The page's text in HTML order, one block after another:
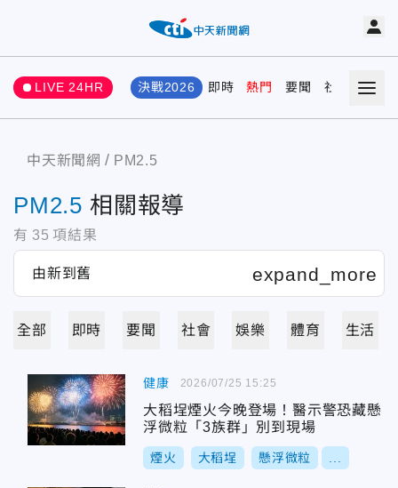
LIVE 24HR 決戰2026 即時 熱門 要聞 社會 娛樂
中天新聞網 PM2.5
PM2.5 相關報導
有 35 項結果
全部 即時 要聞 社會 娛樂 體育 生活
健康
大稻埕煙火今晚登場！醫示警恐藏懸
浮微粒「3族群」別到現場
煙火 大稻埕 懸浮微粒
2026/07/25 15:25